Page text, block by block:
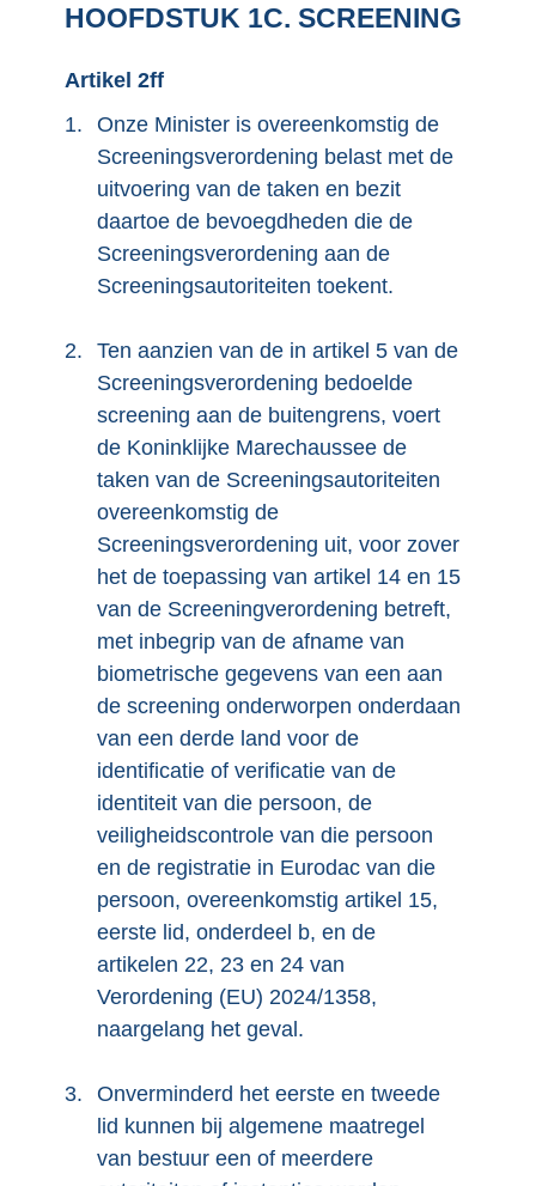
HOOFDSTUK 1C. SCREENING
Artikel 2ff
1.
Onze Minister is overeenkomstig de
Screeningsverordening belast met de
uitvoering van de taken en bezit
daartoe de bevoegdheden die de
Screeningsverordening aan de
Screeningsautoriteiten toekent.
2.
Ten aanzien van de in artikel 5 van de
Screeningsverordening bedoelde
screening aan de buitengrens, voert
de Koninklijke Marechaussee de
taken van de Screeningsautoriteiten
overeenkomstig de
Screeningsverordening uit, voor zover
het de toepassing van artikel 14 en 15
van de Screeningverordening betreft,
met inbegrip van de afname van
biometrische gegevens van een aan
de screening onderworpen onderdaan
van een derde land voor de
identificatie of verificatie van de
identiteit van die persoon, de
veiligheidscontrole van die persoon
en de registratie in Eurodac van die
persoon, overeenkomstig artikel 15,
eerste lid, onderdeel b, en de
artikelen 22, 23 en 24 van
Verordening (EU) 2024/1358,
naargelang het geval.
3.
Onverminderd het eerste en tweede
lid kunnen bij algemene maatregel
van bestuur een of meerdere